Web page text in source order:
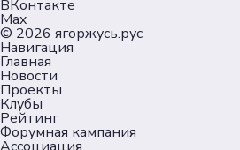
ВКонтакте
Max
© 2026 ягоржусь.рус
Навигация
Главная
Новости
Проекты
Клубы
Рейтинг
Форумная кампания